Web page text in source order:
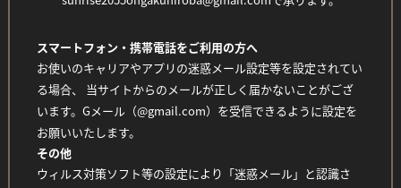
スマートフォン・携帯電話をご利用の方へ
お使いのキャリアやアプリの迷惑メール設定等を設定されてい
る場合、 当サイトからのメールが正しく届かないことがござ
います。Gメール（@gmail.com）を受信できるように設定を
お願いいたします。
その他
ウィルス対策ソフト等の設定により「迷惑メール」と認識さ
Facebook
Twitter
Line